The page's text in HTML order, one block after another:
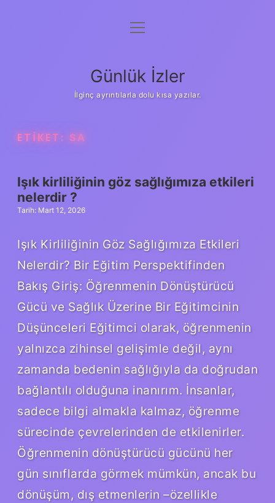
Anasayfa
Yasal Uyarı
menüyü
Günlük İzler
İlginç ayrıntılarla dolu kısa yazılar.
ETIKET: SA
Işık kirliliğinin göz sağlığımıza etkileri
nelerdir ?
Tarih: Mart 12, 2026
Işık Kirliliğinin Göz Sağlığımıza Etkileri
Nelerdir? Bir Eğitim Perspektifinden
Bakış Giriş: Öğrenmenin Dönüştürücü
Gücü ve Sağlık Üzerine Bir Eğitimcinin
Düşünceleri Eğitimci olarak, öğrenmenin
yalnızca zihinsel gelişimle değil, aynı
zamanda bedenin sağlığıyla da doğrudan
bağlantılı olduğuna inanırım. İnsanlar,
sadece bilgi almakla kalmaz, öğrenme
sürecinde çevrelerinden de etkilenirler.
Öğrenmenin dönüştürücü gücünü her
gün sınıflarda görmek mümkün, ancak bu
dönüşüm, dış etmenlerin –özellikle